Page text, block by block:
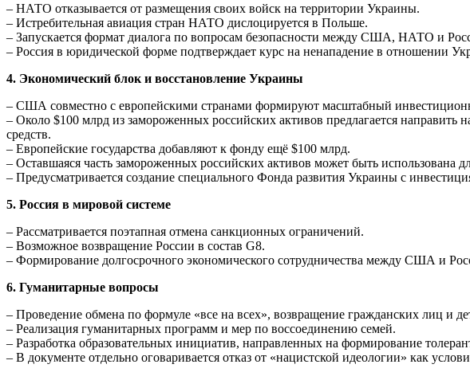
– НАТО отказывается от размещения своих войск на территории Украины.
– Истребительная авиация стран НАТО дислоцируется в Польше.
– Запускается формат диалога по вопросам безопасности между США, НАТО и
– Россия в юридической форме подтверждает курс на ненападение в отношении
4. Экономический блок и восстановление Украины
– США совместно с европейскими странами формируют масштабный
– Около $100 млрд из замороженных российских активов предлагается
средств.
– Европейские государства добавляют к фонду ещё $100 млрд.
– Оставшаяся часть замороженных российских активов может быть использована
– Предусматривается создание специального Фонда развития Украины с
5. Россия в мировой системе
– Рассматривается поэтапная отмена санкционных ограничений.
– Возможное возвращение России в состав G8.
– Формирование долгосрочного экономического сотрудничества между США и
6. Гуманитарные вопросы
– Проведение обмена по формуле «все на всех», возвращение гражданских лиц и
– Реализация гуманитарных программ и мер по воссоединению семей.
– Разработка образовательных инициатив, направленных на формирование
– В документе отдельно оговаривается отказ от «нацистской идеологии» как